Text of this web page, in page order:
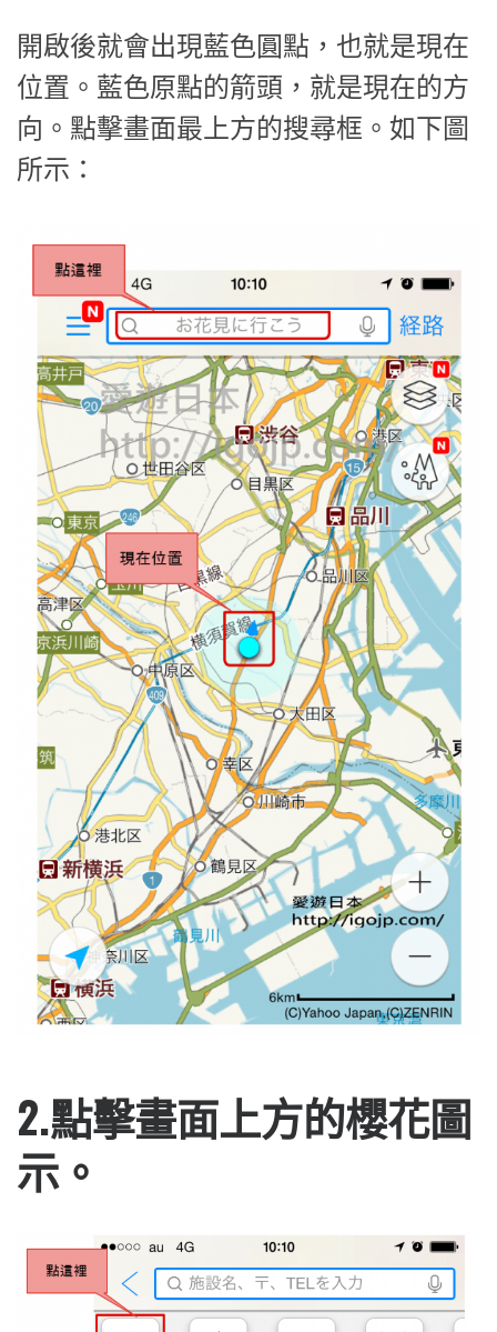
開啟後就會出現藍色圓點，也就是現在
位置。藍色原點的箭頭，就是現在的方
向。點擊畫面最上方的搜尋框。如下圖
所示：
2.點擊畫面上方的櫻花圖
示。